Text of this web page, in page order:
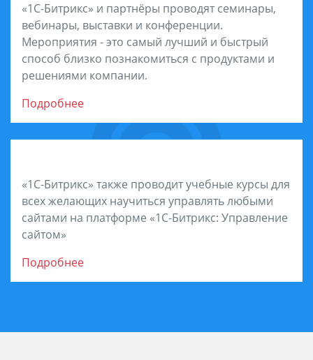
«1С-Битрикс» и партнёры проводят семинары,
вебинары, выставки и конференции.
Мероприятия - это самый лучший и быстрый
способ близко познакомиться с продуктами и
решениями компании.
Подробнее
«1С-Битрикс» также проводит учебные курсы для
всех желающих научиться управлять любыми
сайтами на платформе «1С-Битрикс: Управление
сайтом»
Подробнее